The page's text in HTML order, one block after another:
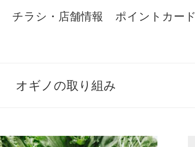
チラシ・店舗情報 ポイントカード
オギノの取り組み